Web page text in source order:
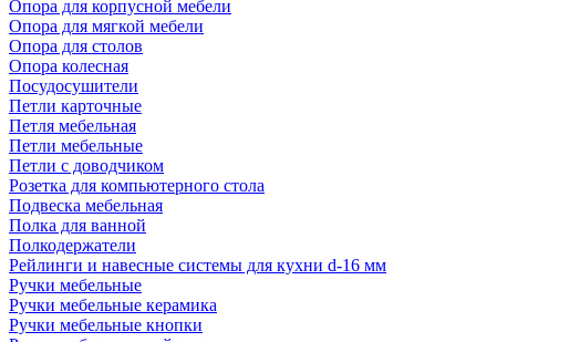
Опора для корпусной мебели
Опора для мягкой мебели
Опора для столов
Опора колесная
Посудосушители
Петли карточные
Петля мебельная
Петли мебельные
Петли с доводчиком
Розетка для компьютерного стола
Подвеска мебельная
Полка для ванной
Полкодержатели
Рейлинги и навесные системы для кухни d-16 мм
Ручки мебельные
Ручки мебельные керамика
Ручки мебельные кнопки